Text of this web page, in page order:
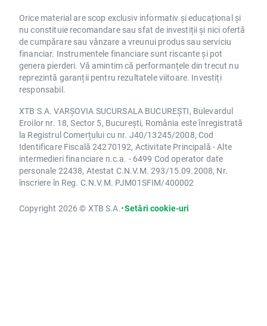
Orice material are scop exclusiv informativ și educațional și
nu constituie recomandare sau sfat de investiții și nici ofertă
de cumpărare sau vânzare a vreunui produs sau serviciu
financiar. Instrumentele financiare sunt riscante și pot
genera pierderi. Vă amintim că performanțele din trecut nu
reprezintă garanții pentru rezultatele viitoare. Investiți
responsabil.
XTB S.A. VARȘOVIA SUCURSALA BUCUREȘTI, Bulevardul
Eroilor nr. 18, Sector 5, București, România este înregistrată
la Registrul Comerțului cu nr. J40/13245/2008, Cod
Identificare Fiscală 24270192, Activitate Principală - Alte
intermedieri financiare n.c.a. - 6499 Cod operator date
personale 22438, Atestat C.N.V.M. 293/15.09.2008, Nr.
înscriere în Reg. C.N.V.M. PJM01SFIM/400002
Copyright 2026 © XTB S.A.•Setări cookie-uri